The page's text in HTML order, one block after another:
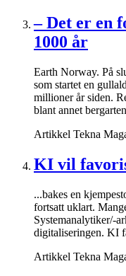
– Det er en
1000 år
Earth Norway. På
som startet en
millioner år siden.
blant annet
Artikkel Tekna
KI vil
...bakes en
fortsatt uklart.
Systemanalytiker/-
digitaliseringen. KI
Artikkel Tekna